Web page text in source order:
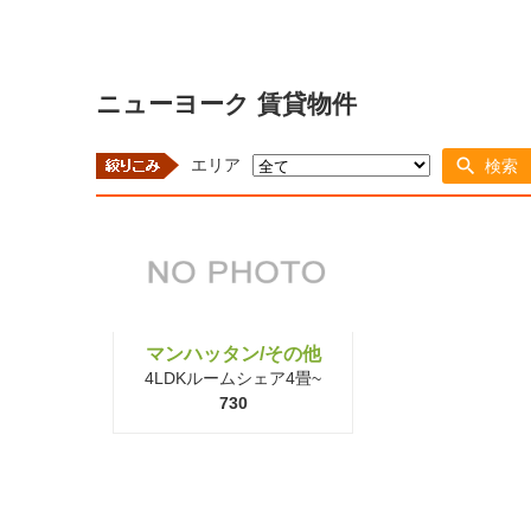
ニューヨーク 賃貸物件
エリア 検索
マンハッタン/その他
4LDKルームシェア4畳~
730